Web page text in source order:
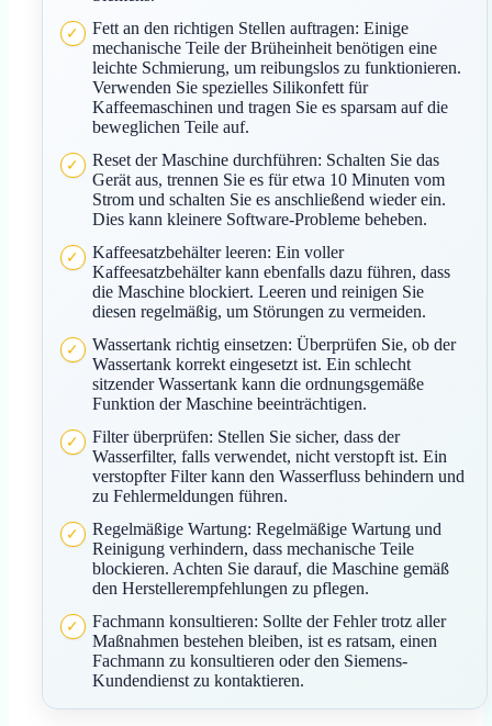
Fett an den richtigen Stellen auftragen: Einige
mechanische Teile der Brüheinheit benötigen eine
leichte Schmierung, um reibungslos zu funktionieren.
Verwenden Sie spezielles Silikonfett für
Kaffeemaschinen und tragen Sie es sparsam auf die
beweglichen Teile auf.
Reset der Maschine durchführen: Schalten Sie das
Gerät aus, trennen Sie es für etwa 10 Minuten vom
Strom und schalten Sie es anschließend wieder ein.
Dies kann kleinere Software-Probleme beheben.
Kaffeesatzbehälter leeren: Ein voller
Kaffeesatzbehälter kann ebenfalls dazu führen, dass
die Maschine blockiert. Leeren und reinigen Sie
diesen regelmäßig, um Störungen zu vermeiden.
Wassertank richtig einsetzen: Überprüfen Sie, ob der
Wassertank korrekt eingesetzt ist. Ein schlecht
sitzender Wassertank kann die ordnungsgemäße
Funktion der Maschine beeinträchtigen.
Filter überprüfen: Stellen Sie sicher, dass der
Wasserfilter, falls verwendet, nicht verstopft ist. Ein
verstopfter Filter kann den Wasserfluss behindern und
zu Fehlermeldungen führen.
Regelmäßige Wartung: Regelmäßige Wartung und
Reinigung verhindern, dass mechanische Teile
blockieren. Achten Sie darauf, die Maschine gemäß
den Herstellerempfehlungen zu pflegen.
Fachmann konsultieren: Sollte der Fehler trotz aller
Maßnahmen bestehen bleiben, ist es ratsam, einen
Fachmann zu konsultieren oder den Siemens-
Kundendienst zu kontaktieren.